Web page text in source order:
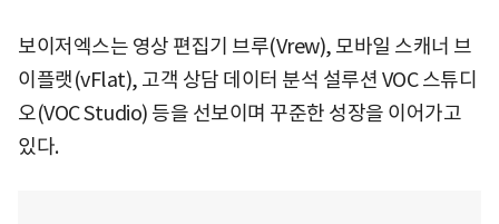
보이저엑스는 영상 편집기 브루(Vrew), 모바일 스캐너 브
이플랫(vFlat), 고객 상담 데이터 분석 설루션 VOC 스튜디
오(VOC Studio) 등을 선보이며 꾸준한 성장을 이어가고
있다.